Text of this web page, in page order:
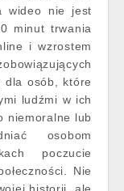
wideo nie jest
minut trwania
i wzrostem
dla osób, które
ludźmi w ich
niemoralne lub
osobom
poczucie
Nie